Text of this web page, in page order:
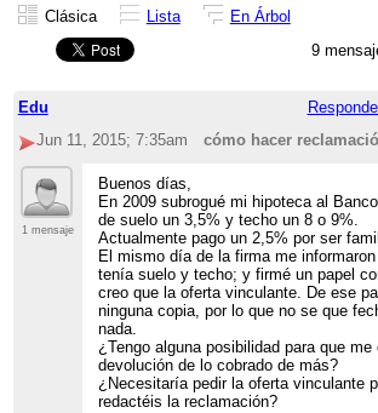
Clásica Lista
En Árbol
9
Edu
Jun 11, 2015; 7:35am
cómo hacer
1 mensaje
Buenos días,
En 2009 subrogué mi hipoteca al
de suelo un 3,5% y techo un 8 o 9%.
Actualmente pago un 2,5% por ser
El mismo día de la firma me
tenía suelo y techo; y firmé un papel
creo que la oferta vinculante. De ese
ninguna copia, por lo que no se que
nada.
¿Tengo alguna posibilidad para que
devolución de lo cobrado de más?
¿Necesitaría pedir la oferta vinculante
redactéis la reclamación?